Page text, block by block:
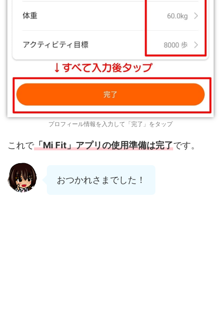
プロフィール情報を入力して「完了」をタップ
これで「Mi Fit」アプリの使用準備は完了です。
おつかれさまでした！